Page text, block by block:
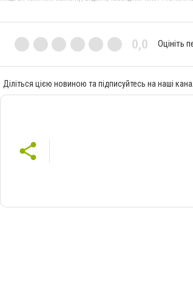
0,0 Оцініть
Діліться цією новиною та підписуйтесь на наші